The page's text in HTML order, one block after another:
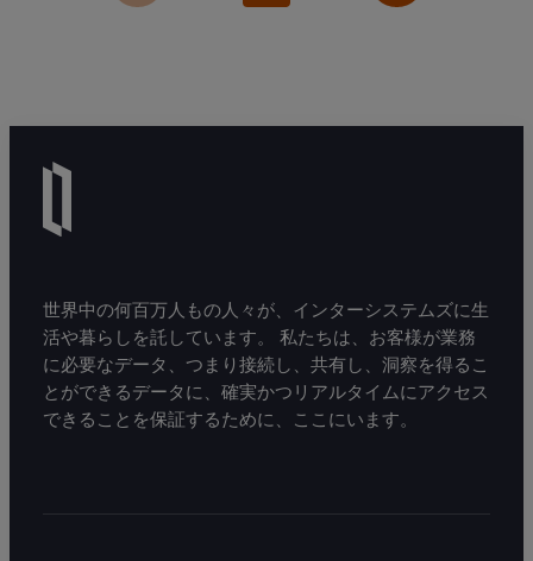
世界中の何百万人もの人々が、インターシステムズに生
活や暮らしを託しています。 私たちは、お客様が業務
に必要なデータ、つまり接続し、共有し、洞察を得るこ
とができるデータに、確実かつリアルタイムにアクセス
できることを保証するために、ここにいます。